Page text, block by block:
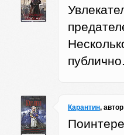
публично.
Карантин, автор